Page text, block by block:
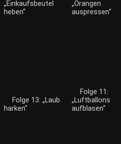
„Einkaufsbeutel
heben“
„Orangen
auspressen“
Folge 13: „Laub
harken“
Folge 11:
„Luftballons
aufblasen“